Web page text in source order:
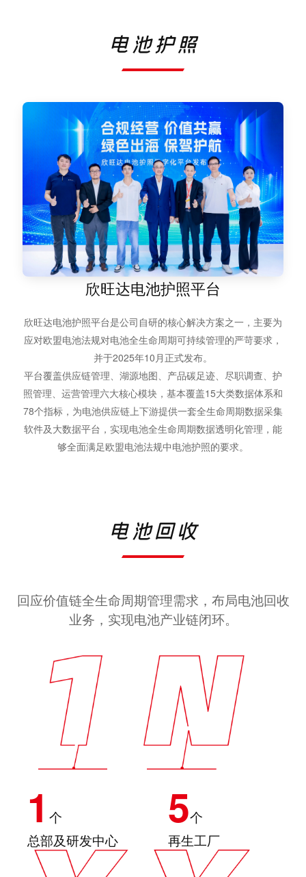
电池护照
欣旺达电池护照平台
欣旺达电池护照平台是公司自研的核心解决方案之一，主要为
应对欧盟电池法规对电池全生命周期可持续管理的严苛要求，
并于2025年10月正式发布。
平台覆盖供应链管理、湖源地图、产品碳足迹、尽职调查、护
照管理、运营管理六大核心模块，基本覆盖15大类数据体系和
78个指标，为电池供应链上下游提供一套全生命周期数据采集
软件及大数据平台，实现电池全生命周期数据透明化管理，能
够全面满足欧盟电池法规中电池护照的要求。
电池回收
回应价值链全生命周期管理需求，布局电池回收
业务，实现电池产业链闭环。
1个
总部及研发中心
5个
再生工厂